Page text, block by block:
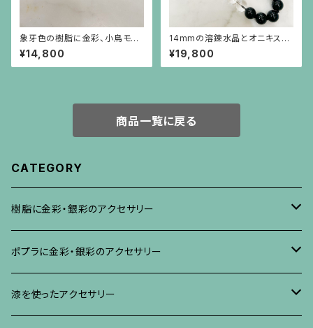
象牙色の樹脂に金彩、小鳥モチ
ーフに赤珊瑚色の実のイヤリン
グ
¥14,800
14mmの溶錬水晶とオニキスの
ネックレス
¥19,800
商品一覧に戻る
CATEGORY
樹脂に金彩・銀彩のアクセサリー
ブローチ
イヤリング・ピアス
ポプラに金彩・銀彩のアクセサリー
ブローチ
漆を使ったアクセサリー